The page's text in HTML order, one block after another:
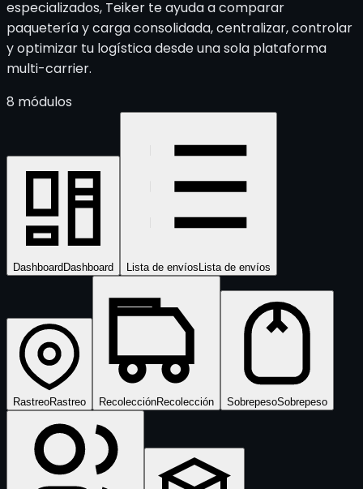
especializados, Teiker te ayuda a comparar
paquetería y carga consolidada, centralizar, controlar
y optimizar tu logística desde una sola plataforma
multi-carrier.
8 módulos
DashboardDashboard Lista de envíosLista de envíos
RastreoRastreo RecolecciónRecolección SobrepesoSobrepeso